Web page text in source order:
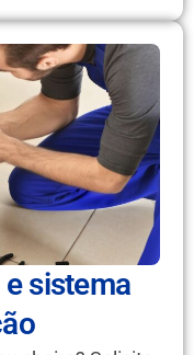
sistema